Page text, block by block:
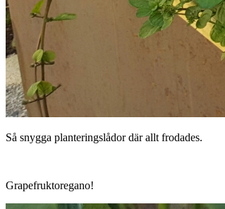
Så snygga planteringslådor där allt frodades.
Grapefruktoregano!